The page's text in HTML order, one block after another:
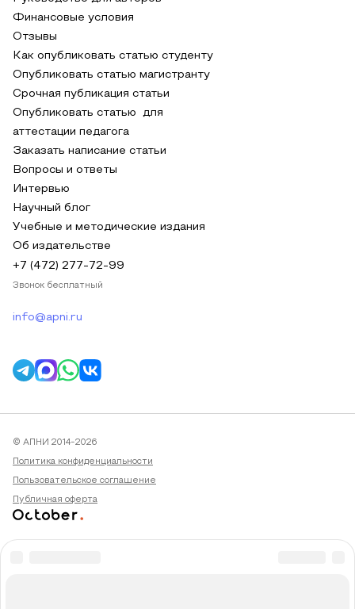
Финансовые условия
Отзывы
Как опубликовать статью студенту
Опубликовать статью магистранту
Срочная публикация статьи
Опубликовать статью для
аттестации педагога
Заказать написание статьи
Вопросы и ответы
Интервью
Научный блог
Учебные и методические издания
Об издательстве
+7 (472) 277-72-99
Звонок бесплатный
info@apni.ru
© АПНИ 2014-2026
Политика конфиденциальности
Пользовательское соглашение
Публичная оферта